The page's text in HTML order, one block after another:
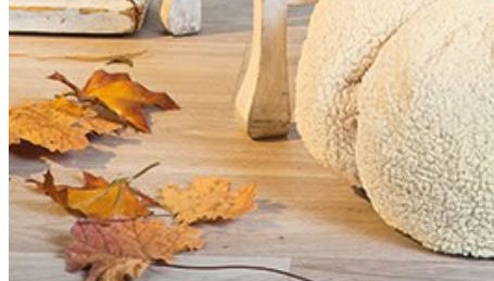
Accessoires
Kleidung